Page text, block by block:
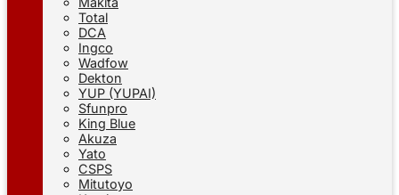
Total
DCA
Ingco
Wadfow
Dekton
YUP (YUPAI)
Sfunpro
King Blue
Akuza
Yato
CSPS
Mitutoyo